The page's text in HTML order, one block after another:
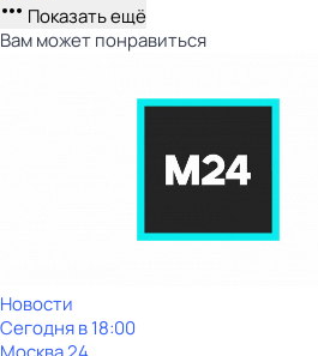
Показать ещё
Вам может понравиться
Новости
Сегодня в 18:00